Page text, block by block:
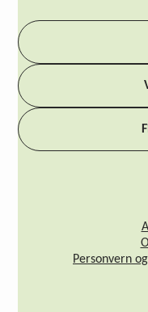
Personvern